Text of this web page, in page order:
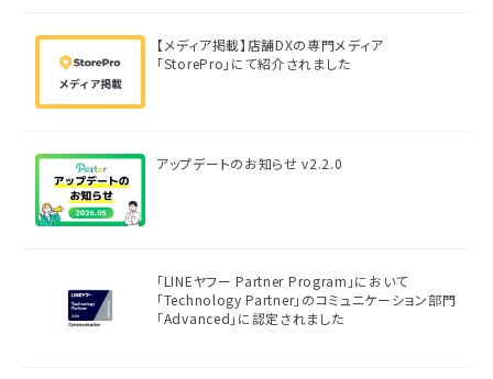
【メディア掲載】店舗DXの専門メディア
「StorePro」にて紹介されました
アップデートのお知らせ v2.2.0
「LINEヤフー Partner Program」において
「Technology Partner」のコミュニケーション部門
「Advanced」に認定されました